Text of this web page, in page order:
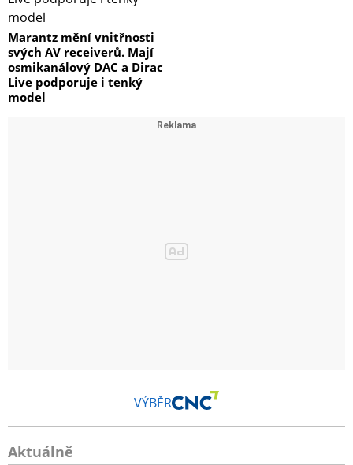
Marantz mění vnitřnosti
svých AV receiverů. Mají
osmikanálový DAC a Dirac
Live podporuje i tenký
model
VÝBĚR
Aktuálně